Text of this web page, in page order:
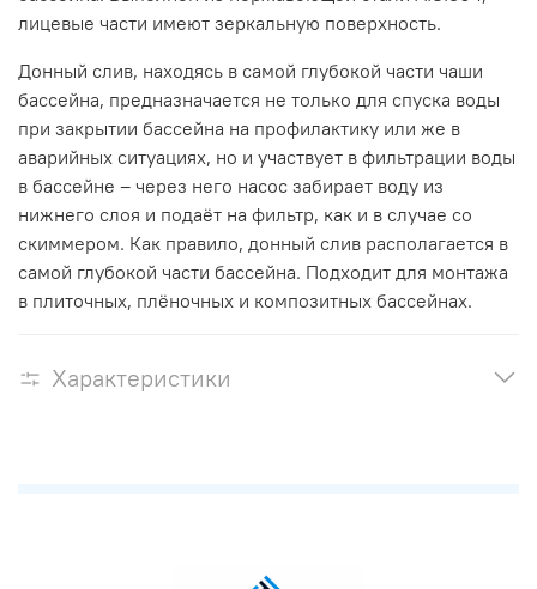
лицевые части имеют зеркальную поверхность.
Донный слив, находясь в самой глубокой части чаши
бассейна, предназначается не только для спуска воды
при закрытии бассейна на профилактику или же в
аварийных ситуациях, но и участвует в фильтрации воды
в бассейне – через него насос забирает воду из
нижнего слоя и подаёт на фильтр, как и в случае со
скиммером. Как правило, донный слив располагается в
самой глубокой части бассейна. Подходит для монтажа
в плиточных, плёночных и композитных бассейнах.
Характеристики